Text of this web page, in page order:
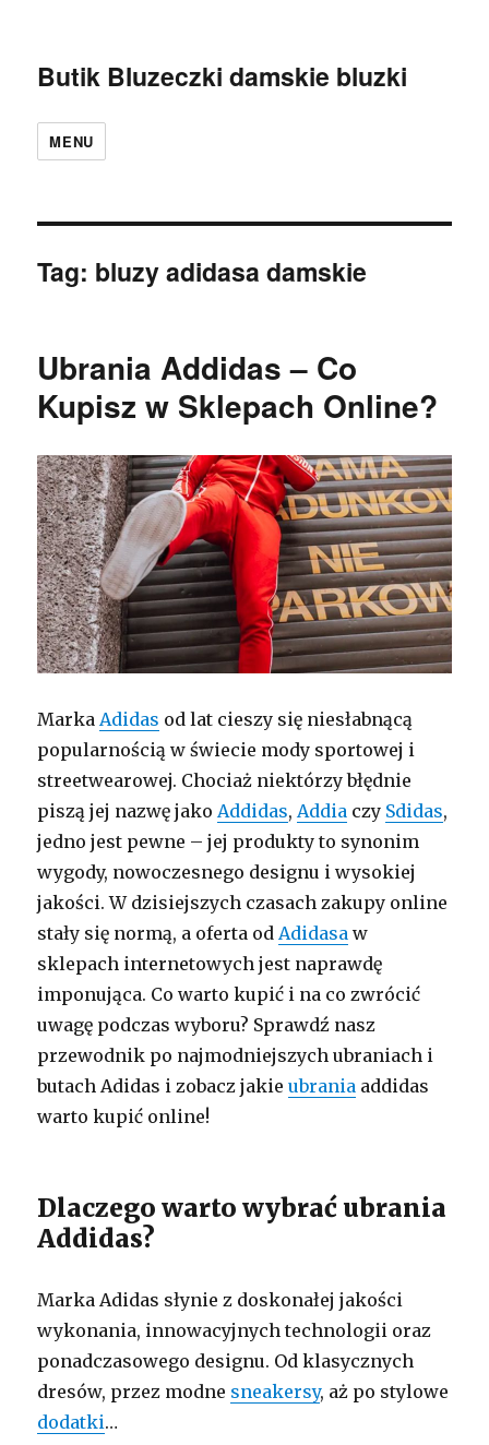
Butik Bluzeczki damskie bluzki
MENU
Tag: bluzy adidasa damskie
Ubrania Addidas – Co
Kupisz w Sklepach Online?
Marka Adidas od lat cieszy się niesłabnącą
popularnością w świecie mody sportowej i
streetwearowej. Chociaż niektórzy błędnie
piszą jej nazwę jako Addidas, Addia czy Sdidas,
jedno jest pewne – jej produkty to synonim
wygody, nowoczesnego designu i wysokiej
jakości. W dzisiejszych czasach zakupy online
stały się normą, a oferta od Adidasa w
sklepach internetowych jest naprawdę
imponująca. Co warto kupić i na co zwrócić
uwagę podczas wyboru? Sprawdź nasz
przewodnik po najmodniejszych ubraniach i
butach Adidas i zobacz jakieubrania addidas
warto kupić online!
Dlaczego warto wybrać ubrania
Addidas?
Marka Adidas słynie z doskonałej jakości
wykonania, innowacyjnych technologii oraz
ponadczasowego designu. Od klasycznych
dresów, przez modne sneakersy, aż po stylowe
dodatki…